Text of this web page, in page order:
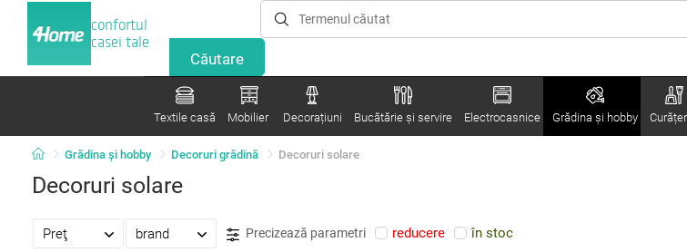
confortul
casei tale
Textile casă Mobilier Decorațiuni Bucătărie și servire Electrocasnice Grădina şi hobby
Grădina şi hobby Decoruri grădină Decoruri solare
Decoruri solare
Preţ brand Precizează parametri reducere în stoc